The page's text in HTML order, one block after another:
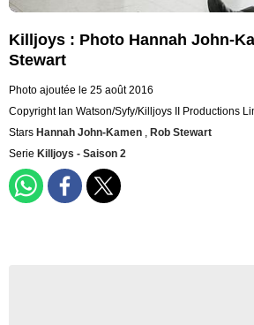
Killjoys : Photo Hannah John-
Stewart
Photo ajoutée le 25 août 2016
Copyright Ian Watson/Syfy/Killjoys II Productions
Stars Hannah John-Kamen , Rob Stewart
Serie Killjoys - Saison 2